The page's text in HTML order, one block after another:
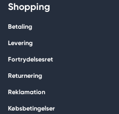
Shopping
Betaling
Levering
Fortrydelsesret
Returnering
Reklamation
Købsbetingelser